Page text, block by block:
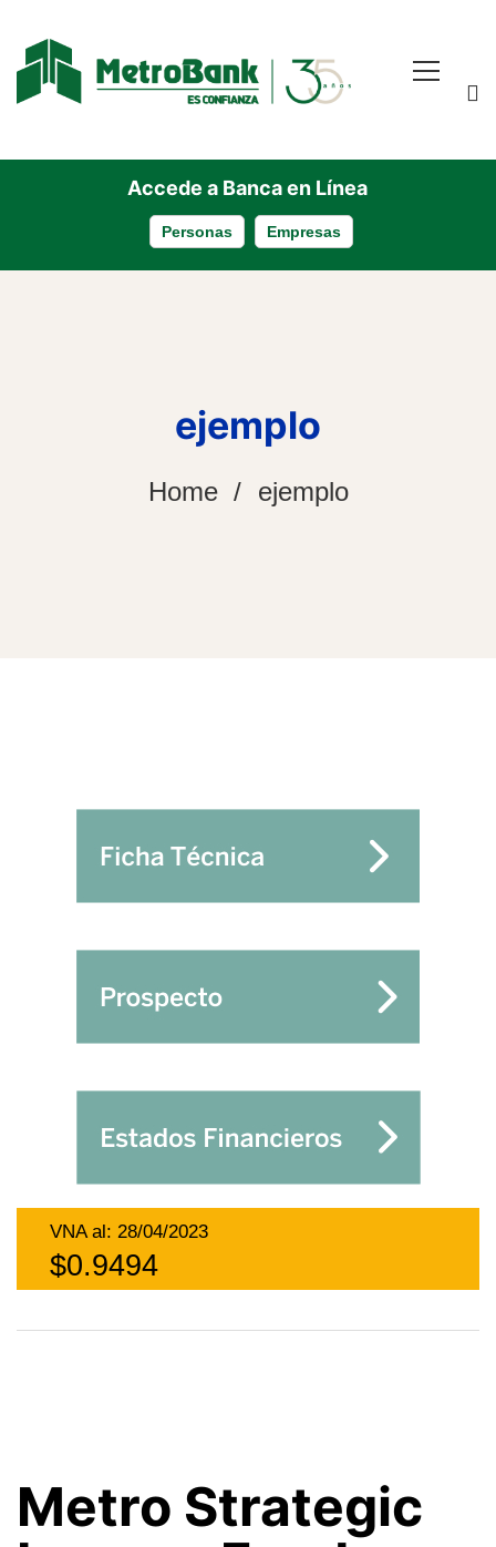
Accede a Banca en Línea
Personas Empresas
ejemplo
Home ejemplo
ejemplo
VNA al: 28/04/2023
$0.9494
Metro Strategic